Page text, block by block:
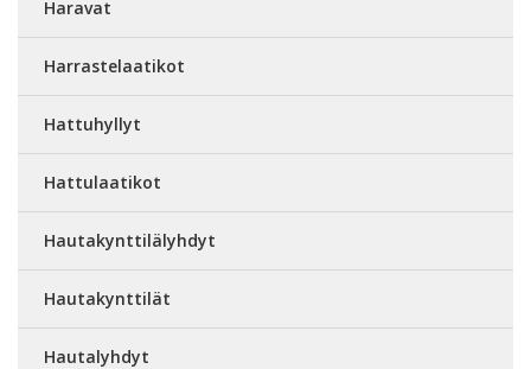
Haravat
Harrastelaatikot
Hattuhyllyt
Hattulaatikot
Hautakynttilälyhdyt
Hautakynttilät
Hautalyhdyt